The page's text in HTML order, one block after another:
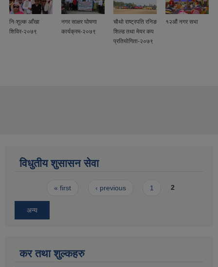
निःशुल्क आँखा
शिविर-२०७९
नगर साक्षर घोषणा
कार्यक्रम-२०७९
चौथो राष्ट्रपति रनिङ
शिल्ड तथा मेयर कप
प्रतियोगिता-२०७९
१२औं नगर सभा
विधुतीय शुसासन सेवा
Pages« first ‹ previous 1 2
अन्य
कर तथा शुल्कहरु